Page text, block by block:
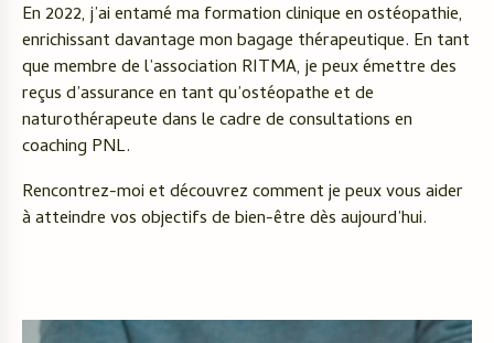
En 2022, j’ai entamé ma formation clinique en ostéopathie,
enrichissant davantage mon bagage thérapeutique. En tant
que membre de l’association RITMA, je peux émettre des
reçus d’assurance en tant qu’ostéopathe et de
naturothérapeute dans le cadre de consultations en
coaching PNL.
Rencontrez-moi et découvrez comment je peux vous aider
à atteindre vos objectifs de bien-être dès aujourd’hui.